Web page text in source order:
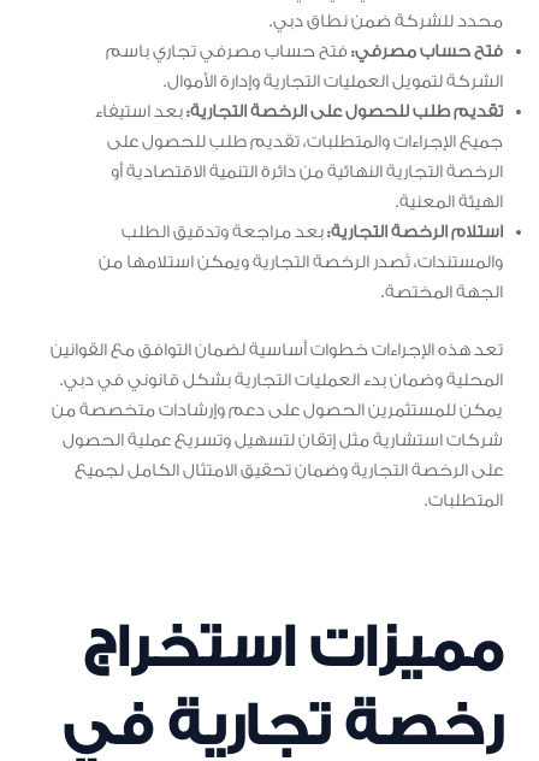
محدد للشركة ضمن نطاق دبي.
فتح حساب مصرفي:فتح حساب مصرفي تجاري باسم
الشركة لتمويل العمليات التجارية وإدارة الأموال.
تقديم طلب للحصول على الرخصة التجارية:بعد استيفاء
جميع الإجراءات والمتطلبات، تقديم طلب للحصول على
الرخصة التجارية النهائية من دائرة التنمية الاقتصادية أو
الهيئة المعنية.
استلام الرخصة التجارية:بعد مراجعة وتدقيق الطلب
والمستندات، تُصدر الرخصة التجارية ويمكن استلامها من
الجهة المختصة.
تعد هذه الإجراءات خطوات أساسية لضمان التوافق مع القوانين
المحلية وضمان بدء العمليات التجارية بشكل قانوني في دبي.
يمكن للمستثمرين الحصول على دعم وإرشادات متخصصة من
شركات استشارية مثل إتقان لتسهيل وتسريع عملية الحصول
على الرخصة التجارية وضمان تحقيق الامتثال الكامل لجميع
المتطلبات.
مميزات استخراج
رخصة تجارية في